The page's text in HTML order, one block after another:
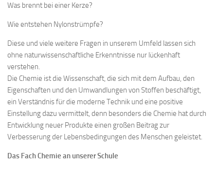
Was brennt bei einer Kerze?
Wie entstehen Nylonstrümpfe?
Diese und viele weitere Fragen in unserem Umfeld lassen sich
ohne naturwissenschaftliche Erkenntnisse nur lückenhaft
verstehen.
Die Chemie ist die Wissenschaft, die sich mit dem Aufbau, den
Eigenschaften und den Umwandlungen von Stoffen beschäftigt,
ein Verständnis für die moderne Technik und eine positive
Einstellung dazu vermittelt, denn besonders die Chemie hat durch
Entwicklung neuer Produkte einen großen Beitrag zur
Verbesserung der Lebensbedingungen des Menschen geleistet.
Das Fach Chemie an unserer Schule